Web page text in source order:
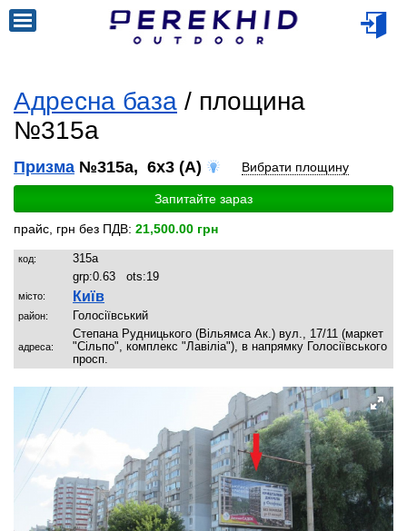
Адресна база / площина
№315a
Призма №315a, 6x3 (A) Вибрати площину
Запитайте зараз
прайс, грн без ПДВ: 21,500.00 грн
код:
315a
grp:0.63 ots:19
місто: Київ
район: Голосіївський
адреса:
Степана Рудницького (Вільямса Ак.) вул., 17/11 (маркет
"Сільпо", комплекс "Лавіліа"), в напрямку Голосіївського
просп.